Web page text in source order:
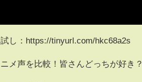
：https://tinyurl.com/hkc68a2s
メ声を比較！皆さんどっちが好き？